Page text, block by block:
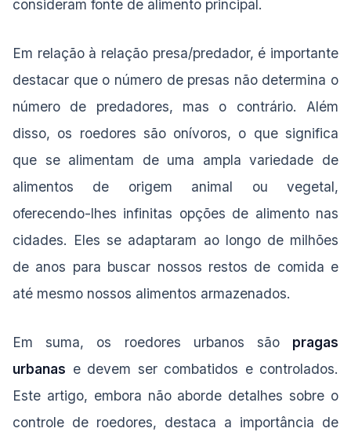
consideram fonte de alimento principal.
Em relação à relação presa/predador, é importante
destacar que o número de presas não determina o
número de predadores, mas o contrário. Além
disso, os roedores são onívoros, o que significa
que se alimentam de uma ampla variedade de
alimentos de origem animal ou vegetal,
oferecendo-lhes infinitas opções de alimento nas
cidades. Eles se adaptaram ao longo de milhões
de anos para buscar nossos restos de comida e
até mesmo nossos alimentos armazenados.
Em suma, os roedores urbanos são pragas
urbanas e devem ser combatidos e controlados.
Este artigo, embora não aborde detalhes sobre o
controle de roedores, destaca a importância de